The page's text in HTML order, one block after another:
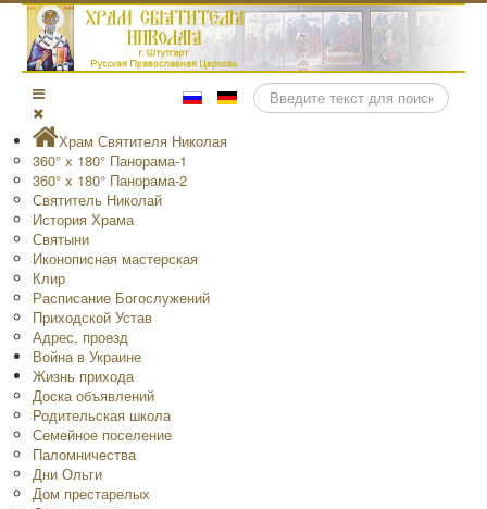
Поиск
Храм Святителя Николая
360° x 180° Панорама-1
360° x 180° Панорама-2
Святитель Николай
История Храма
Святыни
Иконописная мастерская
Клир
Расписание Богослужений
Приходской Устав
Адрес, проезд
Война в Украине
Жизнь прихода
Доска объявлений
Родительская школа
Семейное поселение
Паломничества
Дни Ольги
Дом престарелых